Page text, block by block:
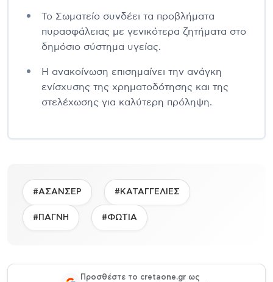
Το Σωματείο συνδέει τα προβλήματα
πυρασφάλειας με γενικότερα ζητήματα στο
δημόσιο σύστημα υγείας.
Η ανακοίνωση επισημαίνει την ανάγκη
ενίσχυσης της χρηματοδότησης και της
στελέχωσης για καλύτερη πρόληψη.
#ΑΣΑΝΣΕΡ #ΚΑΤΑΓΓΕΛΙΕΣ
#ΠΑΓΝΗ #ΦΩΤΙΑ
Προσθέστε το cretaone.gr ως